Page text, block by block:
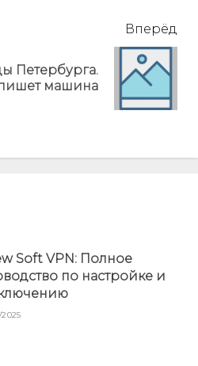
Вперёд
Петербурга.
машина
Soft VPN: Полное
по настройке и
2025